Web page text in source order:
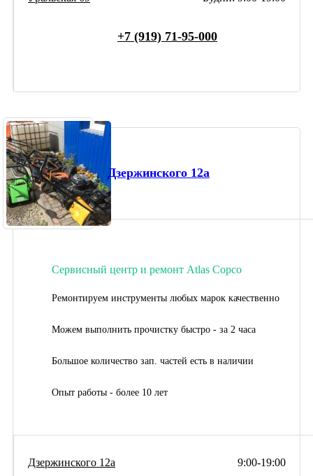
+7 (919) 71-95-000
Дзержинского 12а
Сервисный центр и ремонт Atlas Copco
Ремонтируем инструменты любых марок качественно
Можем выполнить прочистку быстро - за 2 часа
Большое количество зап. частей есть в наличии
Опыт работы - более 10 лет
9:00-19:00
Дзержинского 12а